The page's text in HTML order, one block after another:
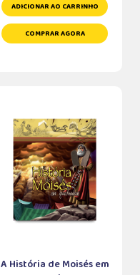
ADICIONAR AO CARRINHO
COMPRAR AGORA
A História de Moisés em